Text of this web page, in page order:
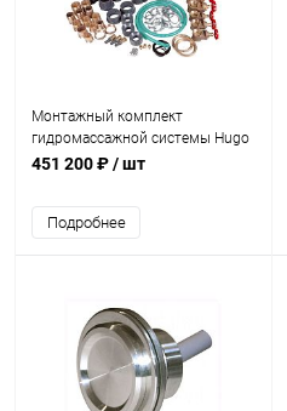
Монтажный комплект
гидромассажной системы Hugo
Lahme на 6 форсунок (8650050)
451 200 ₽/ шт
Подробнее